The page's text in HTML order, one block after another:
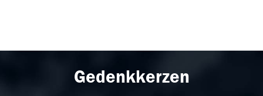
Gedenkkerzen